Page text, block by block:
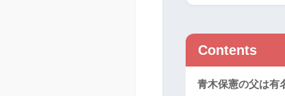
Contents
青木保憲の父は有